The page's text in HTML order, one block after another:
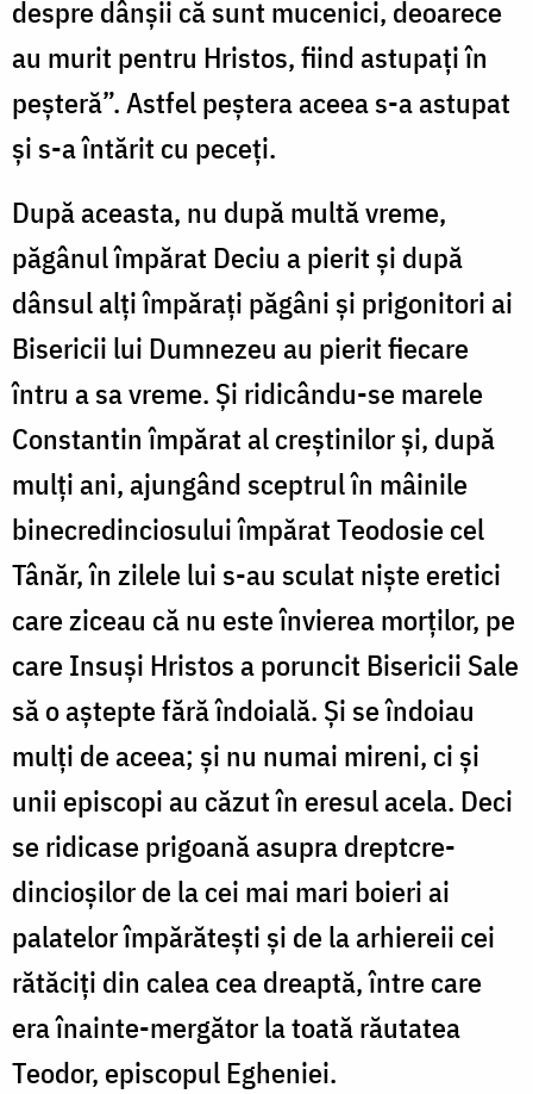
despre dânșii că sunt mucenici, deoarece
au murit pentru Hristos, fiind astupați în
peșteră”. Astfel peștera aceea s-a astupat
și s-a întărit cu peceți.
După aceasta, nu după multă vreme,
păgânul împărat Deciu a pierit și după
dânsul alți împărați păgâni și prigonitori ai
Bisericii lui Dumnezeu au pierit fiecare
întru a sa vreme. Și ridicându-se marele
Constantin împărat al creștinilor și, după
mulți ani, ajungând sceptrul în mâinile
binecredinciosului împărat Teodosie cel
Tânăr, în zilele lui s-au sculat niște eretici
care ziceau că nu este învierea morților, pe
care Insuși Hristos a poruncit Bisericii Sale
să o aștepte fără îndoială. Și se îndoiau
mulți de aceea; și nu numai mireni, ci și
unii episcopi au căzut în eresul acela. Deci
se ridicase prigoană asupra dreptcre-
dincioșilor de la cei mai mari boieri ai
palatelor împărătești și de la arhiereii cei
rătăciți din calea cea dreaptă, între care
era înainte-mergător la toată răutatea
Teodor, episcopul Egheniei.